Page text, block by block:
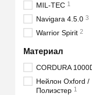
MIL-TEC 1
Navigara 4.5.0 3
Warrior Spirit 2
Материал
CORDURA
Нейлон Oxford /
Полиэстер 1